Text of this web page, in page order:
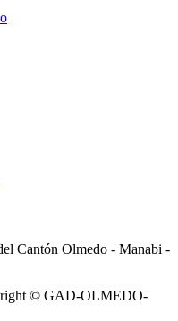
Cantón Olmedo - Manabi -
© GAD-OLMEDO-